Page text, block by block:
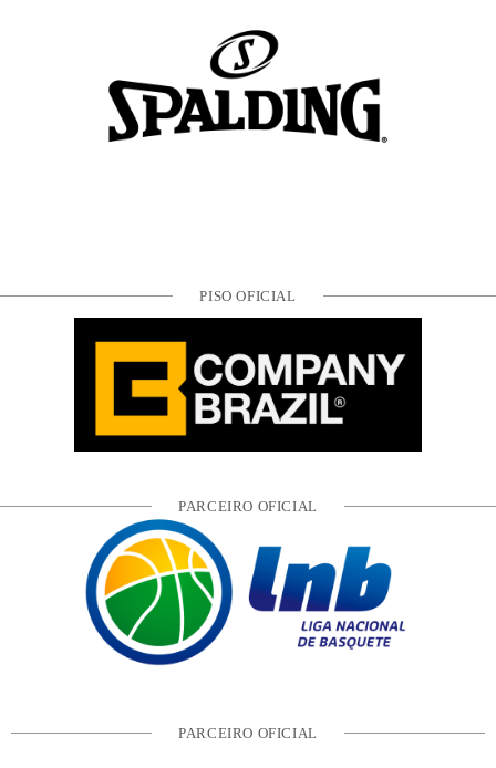
PISO OFICIAL
PARCEIRO OFICIAL
PARCEIRO OFICIAL